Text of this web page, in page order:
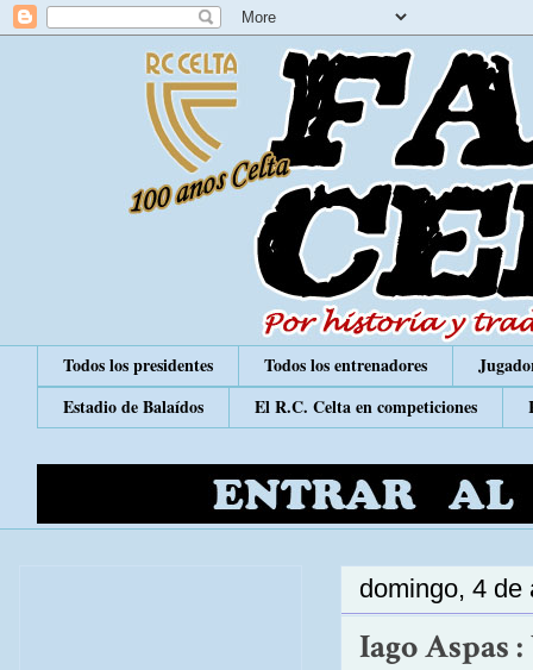
Todos los presidentes Todos los entrenadores
Estadio de Balaídos
El R.C. Celta en competiciones
domingo, 4 de
Iago Aspas